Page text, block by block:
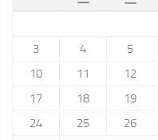
3
4 5
10
11 12
17
18 19
24
25 26